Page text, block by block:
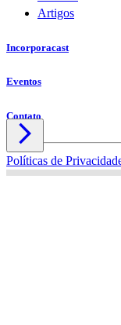
Artigos
Incorporacast
Eventos
Contato

Políticas de